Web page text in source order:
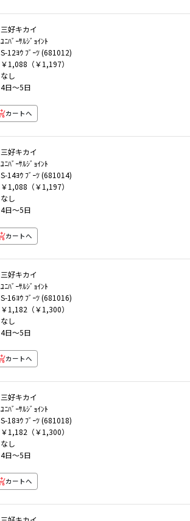
三好キカイ
ﾕﾆﾊﾞｰｻﾙｼﾞｮｲﾝﾄ
S-12ﾖｳ ﾌﾞｰﾂ (681012)
￥1,088（￥1,197）
なし
4日～5日
カートへ
三好キカイ
ﾕﾆﾊﾞｰｻﾙｼﾞｮｲﾝﾄ
S-14ﾖｳ ﾌﾞｰﾂ (681014)
￥1,088（￥1,197）
なし
4日～5日
カートへ
三好キカイ
ﾕﾆﾊﾞｰｻﾙｼﾞｮｲﾝﾄ
S-16ﾖｳ ﾌﾞｰﾂ (681016)
￥1,182（￥1,300）
なし
4日～5日
カートへ
三好キカイ
ﾕﾆﾊﾞｰｻﾙｼﾞｮｲﾝﾄ
S-18ﾖｳ ﾌﾞｰﾂ (681018)
￥1,182（￥1,300）
なし
4日～5日
カートへ